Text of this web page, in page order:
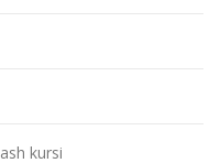
kursi